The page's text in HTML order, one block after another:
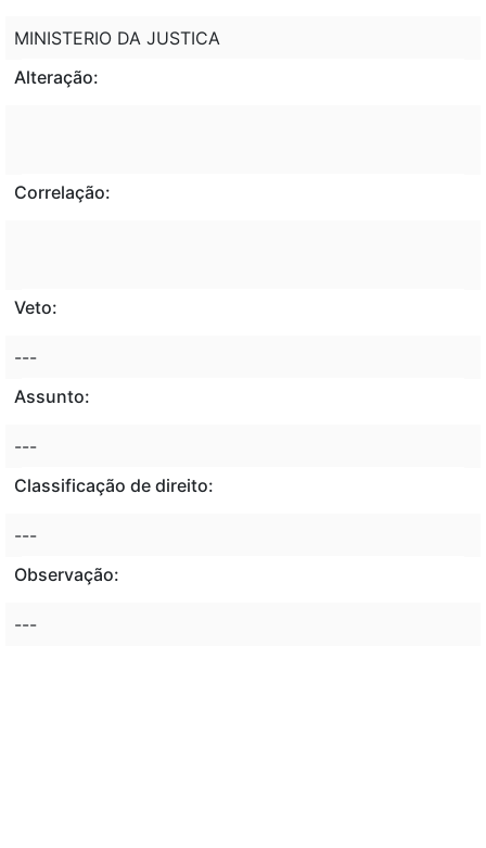
MINISTERIO DA JUSTICA
Alteração:
Correlação:
Veto:
---
Assunto:
---
Classificação de direito:
---
Observação:
---